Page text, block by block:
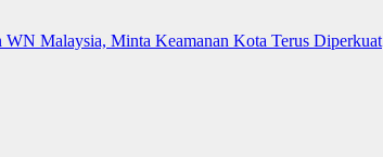
Malaysia, Minta Keamanan Kota Terus Diperkuat